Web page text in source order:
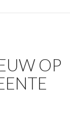
OP